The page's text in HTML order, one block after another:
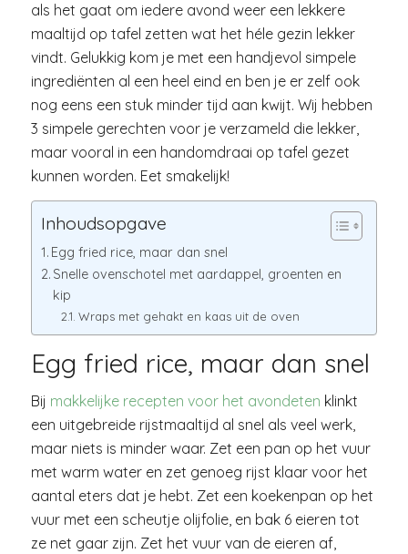
als het gaat om iedere avond weer een lekkere
maaltijd op tafel zetten wat het héle gezin lekker
vindt. Gelukkig kom je met een handjevol simpele
ingrediënten al een heel eind en ben je er zelf ook
nog eens een stuk minder tijd aan kwijt. Wij hebben
3 simpele gerechten voor je verzameld die lekker,
maar vooral in een handomdraai op tafel gezet
kunnen worden. Eet smakelijk!
Inhoudsopgave
Egg fried rice, maar dan snel
Snelle ovenschotel met aardappel, groenten en
kip
Wraps met gehakt en kaas uit de oven
Egg fried rice, maar dan snel
Bij makkelijke recepten voor het avondeten klinkt
een uitgebreide rijstmaaltijd al snel als veel werk,
maar niets is minder waar. Zet een pan op het vuur
met warm water en zet genoeg rijst klaar voor het
aantal eters dat je hebt. Zet een koekenpan op het
vuur met een scheutje olijfolie, en bak 6 eieren tot
ze net gaar zijn. Zet het vuur van de eieren af,